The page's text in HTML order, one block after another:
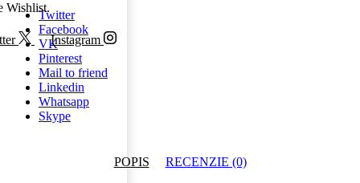
Wishlist.
Instagram
Twitter
Facebook
VK
Pinterest
Mail to friend
Linkedin
Whatsapp
Skype
POPIS RECENZIE (0)